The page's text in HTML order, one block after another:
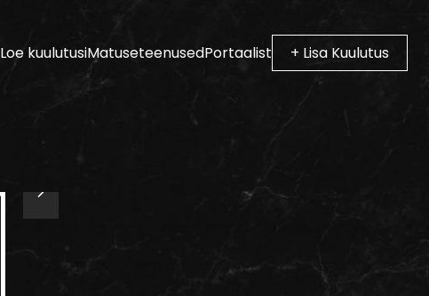
Loe kuulutusiMatuseteenusedPortaalist + Lisa Kuulutus